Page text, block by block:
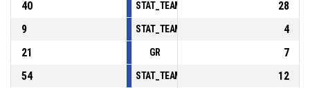
40
28
9
4
21
GR
7
54
12